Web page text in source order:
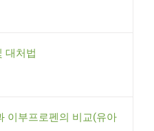
대처법
이부프로펜의 비교(유아